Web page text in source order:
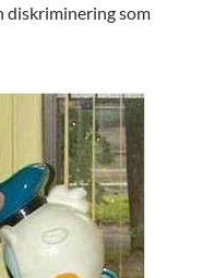
diskriminering som